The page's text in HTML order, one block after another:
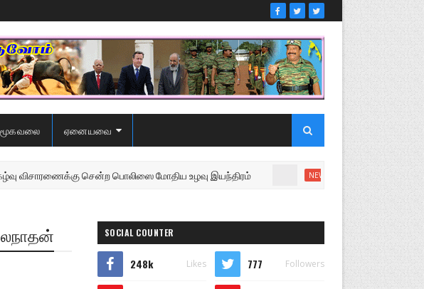
ஏனையவை
சென்ற பொலிஸை மோதிய உழவு இயந்திரம் உறுப்பினரை வெளியேற்றி
SOCIAL COUNTER
248k Likes 777 Followers